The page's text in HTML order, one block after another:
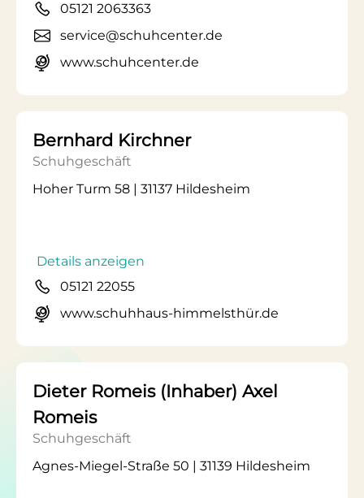
05121 2063363
service@schuhcenter.de
www.schuhcenter.de
Bernhard Kirchner
Schuhgeschäft
Hoher Turm 58 | 31137 Hildesheim
Details anzeigen
05121 22055
www.schuhhaus-himmelsthür.de
Dieter Romeis (Inhaber) Axel
Romeis
Schuhgeschäft
Agnes-Miegel-Straße 50 | 31139 Hildesheim